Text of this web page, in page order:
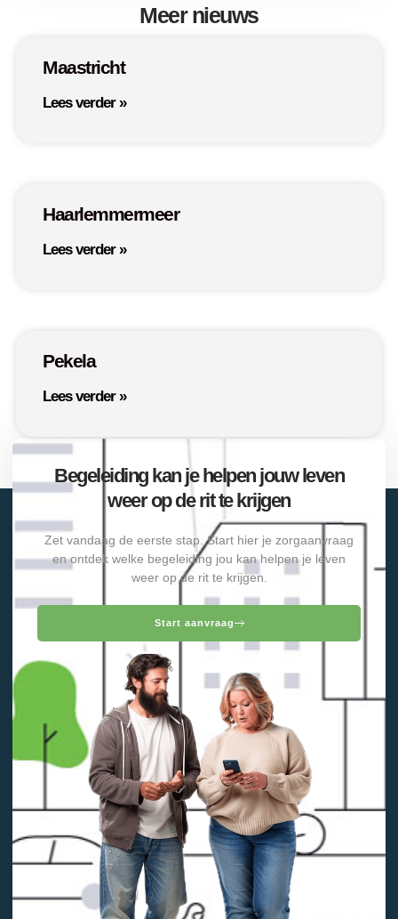
Meer nieuws
Maastricht
Lees verder »
Haarlemmermeer
Lees verder »
Pekela
Lees verder »
Begeleiding kan je helpen jouw leven
weer op de rit te krijgen
Zet vandaag de eerste stap. Start hier je zorgaanvraag
en ontdek welke begeleiding jou kan helpen je leven
weer op de rit te krijgen.
Start aanvraag